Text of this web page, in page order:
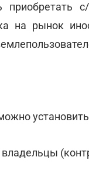
приобретать
на рынок